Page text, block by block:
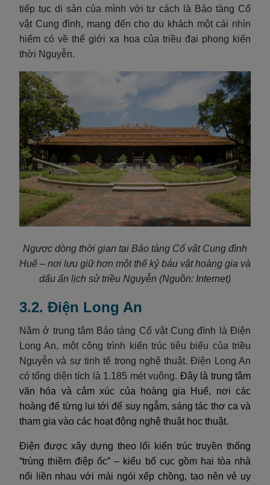
tiếp tục di sản của mình với tư cách là Bảo tàng Cổ
vật Cung đình, mang đến cho du khách một cái nhìn
hiếm có về thế giới xa hoa của triều đại phong kiến
thời Nguyễn.
Ngược dòng thời gian tại Bảo tàng Cổ vật Cung đình
Huế – nơi lưu giữ hơn một thế kỷ báu vật hoàng gia và
dấu ấn lịch sử triều Nguyễn (Nguồn: Internet)
3.2. Điện Long An
Nằm ở trung tâm Bảo tàng Cổ vật Cung đình là Điện
Long An, một công trình kiến trúc tiêu biểu của triều
Nguyễn và sự tinh tế trong nghệ thuật. Điện Long An
có tổng diện tích là 1.185 mét vuông. Đây là trung tâm
văn hóa và cảm xúc của hoàng gia Huế, nơi các
hoàng đế từng lui tới để suy ngẫm, sáng tác thơ ca và
tham gia vào các hoạt động nghệ thuật học thuật.
Điện được xây dựng theo lối kiến trúc truyền thống
“trùng thiềm điệp ốc” – kiểu bố cục gồm hai tòa nhà
nối liền nhau với mái ngói xếp chồng, tạo nên vẻ uy